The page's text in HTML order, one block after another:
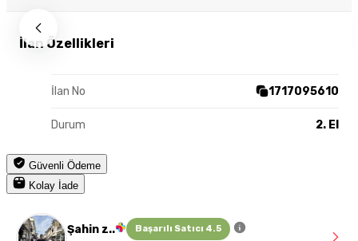
İlan Özellikleri
İlan No 1717095610
Durum 2. El
Güvenli Ödeme
Kolay İade
Şahin z.. Başarılı Satıcı 4.5